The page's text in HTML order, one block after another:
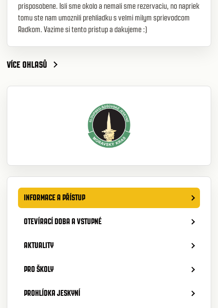
prisposobene. Isli sme okolo a nemali sme rezervaciu, no napriek
tomu ste nam umoznili prehliadku s velmi milym sprievodcom
Radkom. Vazime si tento pristup a dakujeme :)
VÍCE OHLASŮ
INFORMACE A PŘÍSTUP
OTEVÍRACÍ DOBA A VSTUPNÉ
AKTUALITY
PRO ŠKOLY
PROHLÍDKA JESKYNÍ